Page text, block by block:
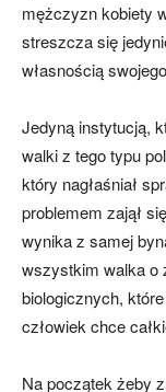
mężczyzn kobiety
streszcza się
własnością
Jedyną instytucją,
walki z tego typu
który nagłaśniał
problemem zajął
wynika z samej
wszystkim walka o
biologicznych,
człowiek chce
Na początek żeby